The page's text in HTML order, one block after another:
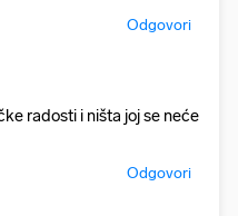
Odgovori
radosti i ništa joj se neće
Odgovori